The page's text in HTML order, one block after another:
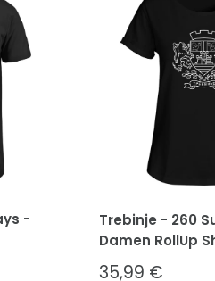
-
Trebinje - 260
Damen RollUp
Sale
35,99 €